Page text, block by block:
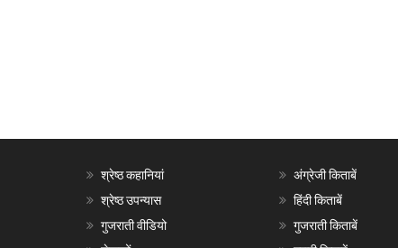
श्रेष्ठ कहानियां
श्रेष्ठ उपन्यास
गुजराती वीडियो
अंग्रेजी किताबें
हिंदी किताबें
गुजराती किताबें